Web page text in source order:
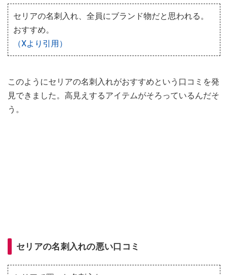
セリアの名刺入れ、全員にブランド物だと思われる。
おすすめ。
（Xより引用）
このようにセリアの名刺入れがおすすめという口コミを発
見できました。高見えするアイテムがそろっているんだそ
う。
セリアの名刺入れの悪い口コミ